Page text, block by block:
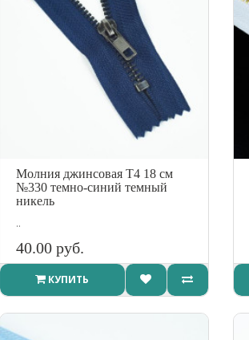
Молния джинсовая Т4 18 см
№330 темно-синий темный
никель
..
40.00 руб.
КУПИТЬ